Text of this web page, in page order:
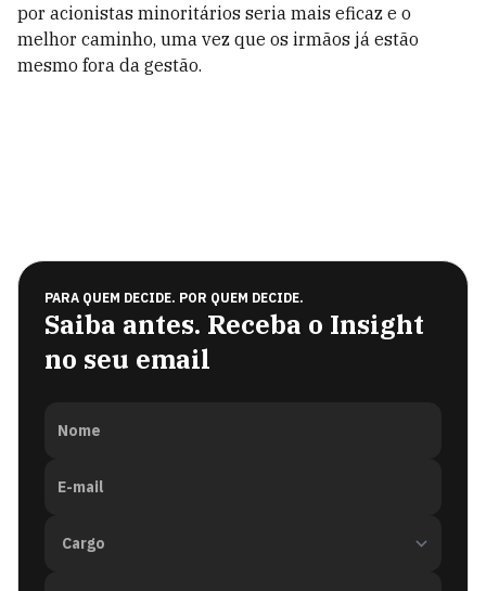
por acionistas minoritários seria mais eficaz e o
melhor caminho, uma vez que os irmãos já estão
mesmo fora da gestão.
PARA QUEM DECIDE. POR QUEM DECIDE.
Saiba antes. Receba o Insight
no seu email
Nome
E-mail